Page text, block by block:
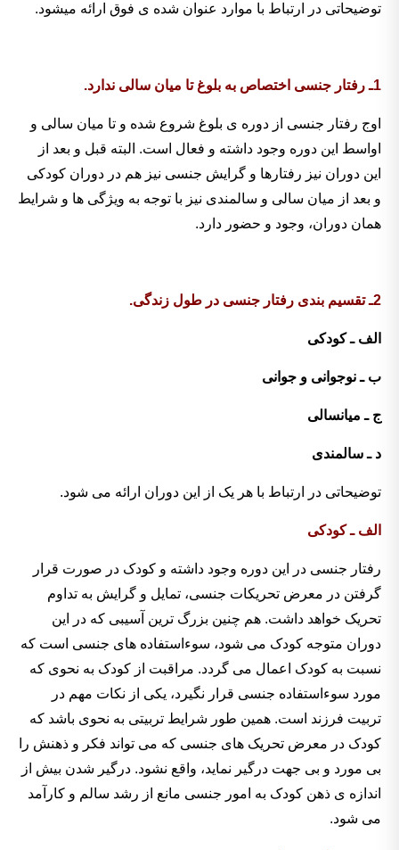
توضیحاتی در ارتباط با موارد عنوان شده ی فوق ارائه میشود.
1ـ رفتار جنسی اختصاص به بلوغ تا میان سالی ندارد.
اوج رفتار جنسی از دوره ی بلوغ شروع شده و تا میان سالی و
اواسط این دوره وجود داشته و فعال است. البته قبل و بعد از
این دوران نیز رفتارها و گرایش جنسی نیز هم در دوران کودکی
و بعد از میان سالی و سالمندی نیز با توجه به ویژگی ها و شرایط
همان دوران، وجود و حضور دارد.
2ـ تقسیم بندی رفتار جنسی در طول زندگی.
الف ـ کودکی
ب ـ نوجوانی و جوانی
ج ـ میانسالی
د ـ سالمندی
توضیحاتی در ارتباط با هر یک از این دوران ارائه می شود.
الف ـ کودکی
رفتار جنسی در این دوره وجود داشته و کودک در صورت قرار
گرفتن در معرض تحریکات جنسی، تمایل و گرایش به تداوم
تحریک خواهد داشت. هم چنین بزرگ ترین آسیبی که در این
دوران متوجه کودک می شود، سوءاستفاده های جنسی است که
نسبت به کودک اعمال می گردد. مراقبت از کودک به نحوی که
مورد سوءاستفاده جنسی قرار نگیرد، یکی از نکات مهم در
تربیت فرزند است. همین طور شرایط تربیتی به نحوی باشد که
کودک در معرض تحریک های جنسی که می تواند فکر و ذهنش را
بی مورد و بی جهت درگیر نماید، واقع نشود. درگیر شدن بیش از
اندازه ی ذهن کودک به امور جنسی مانع از رشد سالم و کارآمد
می شود.